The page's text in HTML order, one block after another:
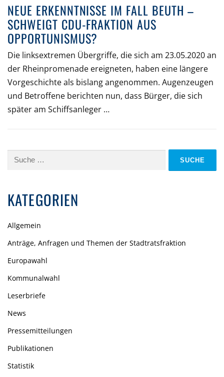
NEUE ERKENNTNISSE IM FALL BEUTH –
SCHWEIGT CDU-FRAKTION AUS
OPPORTUNISMUS?
Die linksextremen Übergriffe, die sich am 23.05.2020 an
der Rheinpromenade ereigneten, haben eine längere
Vorgeschichte als bislang angenommen. Augenzeugen
und Betroffene berichten nun, dass Bürger, die sich
später am Schiffsanleger …
Suche
KATEGORIEN
Allgemein
Anträge, Anfragen und Themen der Stadtratsfraktion
Europawahl
Kommunalwahl
Leserbriefe
News
Pressemitteilungen
Publikationen
Statistik